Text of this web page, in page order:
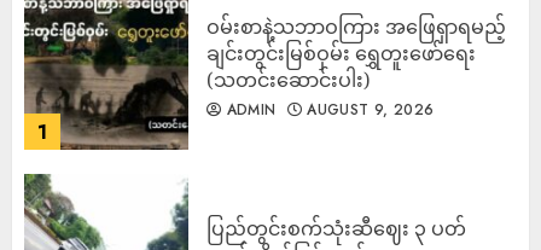
1
ဝမ်းစာနဲ့သဘာဝကြား အဖြေရှာရမည့်
ချင်းတွင်းမြစ်ဝှမ်း ရွှေတူးဖော်ရေး
(သတင်းဆောင်းပါး)
ADMIN AUGUST 9, 2026
ပြည်တွင်းစက်သုံးဆီဈေး ၃ ပတ်